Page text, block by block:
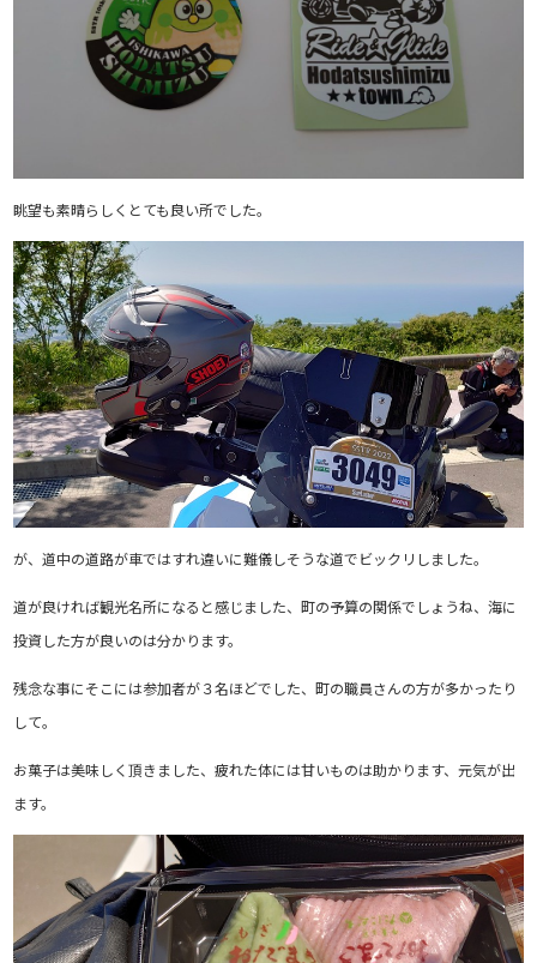
眺望も素晴らしくとても良い所でした。
が、道中の道路が車ではすれ違いに難儀しそうな道でビックリしました。
道が良ければ観光名所になると感じました、町の予算の関係でしょうね、海に
投資した方が良いのは分かります。
残念な事にそこには参加者が３名ほどでした、町の職員さんの方が多かったり
して。
お菓子は美味しく頂きました、疲れた体には甘いものは助かります、元気が出
ます。